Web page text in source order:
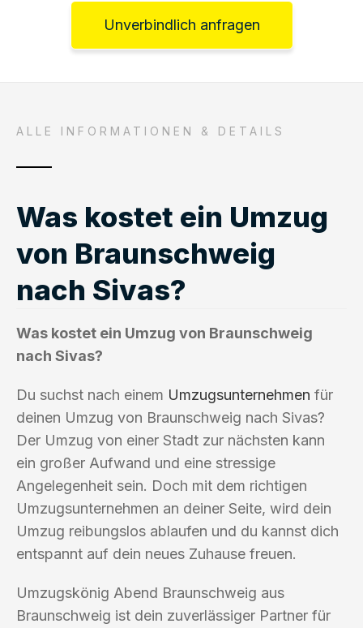
Unverbindlich anfragen
ALLE INFORMATIONEN & DETAILS
Was kostet ein Umzug
von Braunschweig
nach Sivas?
Was kostet ein Umzug von Braunschweig
nach Sivas?
Du suchst nach einem Umzugsunternehmen für
deinen Umzug von Braunschweig nach Sivas?
Der Umzug von einer Stadt zur nächsten kann
ein großer Aufwand und eine stressige
Angelegenheit sein. Doch mit dem richtigen
Umzugsunternehmen an deiner Seite, wird dein
Umzug reibungslos ablaufen und du kannst dich
entspannt auf dein neues Zuhause freuen.
Umzugskönig Abend Braunschweig aus
Braunschweig ist dein zuverlässiger Partner für